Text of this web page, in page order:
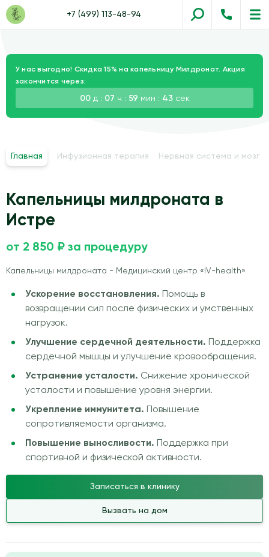
+7 (499) 113-48-94
У нас выгодно! Скидка 15% на капельницу Милдронат. Акция
закончится через:
00д : 07 ч : 59 мин : 42сек
Главная Инфузионная терапия Нервная система и мозг
Капельницы милдроната в
Истре
от 2 850 ₽ за процедуру
Капельницы милдроната - Медицинский центр «IV-health»
Ускорение восстановления. Помощь в
возвращении сил после физических и умственных
нагрузок.
Улучшение сердечной деятельности. Поддержка
сердечной мышцы и улучшение кровообращения.
Устранение усталости. Снижение хронической
усталости и повышение уровня энергии.
Укрепление иммунитета. Повышение
сопротивляемости организма.
Повышение выносливости. Поддержка при
спортивной и физической активности.
Записаться в клинику
Вызвать на дом